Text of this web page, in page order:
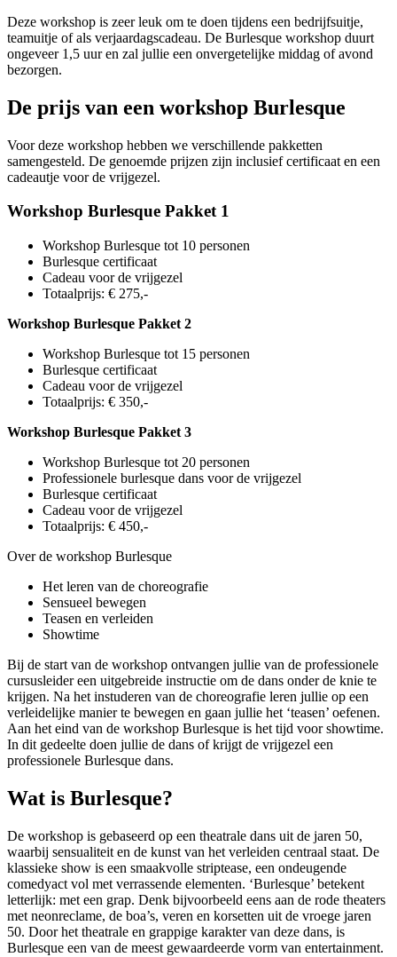
Deze workshop is zeer leuk om te doen tijdens een bedrijfsuitje,
teamuitje of als verjaardagscadeau. De Burlesque workshop duurt
ongeveer 1,5 uur en zal jullie een onvergetelijke middag of avond
bezorgen.
De prijs van een workshop Burlesque
Voor deze workshop hebben we verschillende pakketten
samengesteld. De genoemde prijzen zijn inclusief certificaat en een
cadeautje voor de vrijgezel.
Workshop Burlesque Pakket 1
Workshop Burlesque tot 10 personen
Burlesque certificaat
Cadeau voor de vrijgezel
Totaalprijs: € 275,-
Workshop Burlesque Pakket 2
Workshop Burlesque tot 15 personen
Burlesque certificaat
Cadeau voor de vrijgezel
Totaalprijs: € 350,-
Workshop Burlesque Pakket 3
Workshop Burlesque tot 20 personen
Professionele burlesque dans voor de vrijgezel
Burlesque certificaat
Cadeau voor de vrijgezel
Totaalprijs: € 450,-
Over de workshop Burlesque
Het leren van de choreografie
Sensueel bewegen
Teasen en verleiden
Showtime
Bij de start van de workshop ontvangen jullie van de professionele
cursusleider een uitgebreide instructie om de dans onder de knie te
krijgen. Na het instuderen van de choreografie leren jullie op een
verleidelijke manier te bewegen en gaan jullie het ‘teasen’ oefenen.
Aan het eind van de workshop Burlesque is het tijd voor showtime.
In dit gedeelte doen jullie de dans of krijgt de vrijgezel een
professionele Burlesque dans.
Wat is Burlesque?
De workshop is gebaseerd op een theatrale dans uit de jaren 50,
waarbij sensualiteit en de kunst van het verleiden centraal staat. De
klassieke show is een smaakvolle striptease, een ondeugende
comedyact vol met verrassende elementen. ‘Burlesque’ betekent
letterlijk: met een grap. Denk bijvoorbeeld eens aan de rode theaters
met neonreclame, de boa’s, veren en korsetten uit de vroege jaren
50. Door het theatrale en grappige karakter van deze dans, is
Burlesque een van de meest gewaardeerde vorm van entertainment.